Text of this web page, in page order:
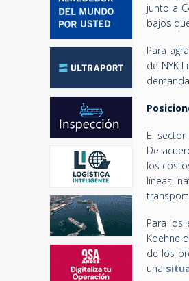
junto a
bajos
Para
de NYK
El
De
los
líneas
Para los
Koehne
de los
una